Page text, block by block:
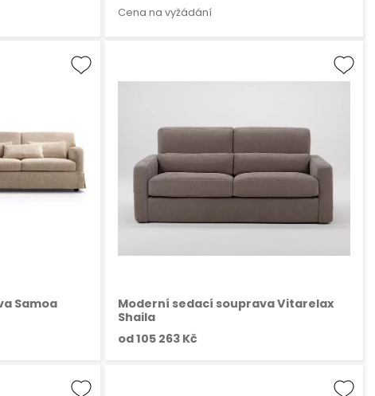
Cena na vyžádání
Samoa
Moderní sedací souprava Vitarelax
Shaila
od105 263 Kč